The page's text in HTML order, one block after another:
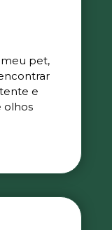
meu pet,
e
olhos